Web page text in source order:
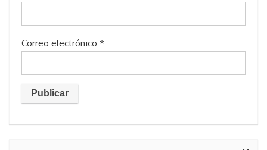
Correo electrónico *